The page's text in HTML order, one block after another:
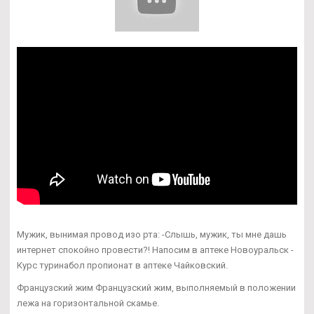
Мужик, вынимая провод изо рта: -Слышь, мужик, ты мне дашь
интернет спокойно провести?! Напосим в аптеке Новоуральск -
Курс туринабол пропионат в аптеке Чайковский.
Французский жим Французский жим, выполняемый в положении
лежа на горизонтальной скамье.